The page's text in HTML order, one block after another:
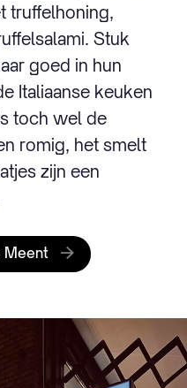
truffelhoning,
Stuk
goed in hun
Italiaanse keuken
toch wel de
romig, het smelt
zijn een
Meent